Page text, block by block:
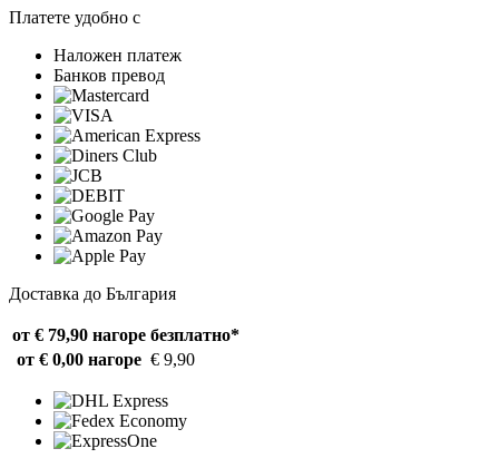
Платете удобно с
Наложен платеж
Банков превод
Доставка до България
от € 79,90 нагоре безплатно*
от € 0,00 нагоре € 9,90